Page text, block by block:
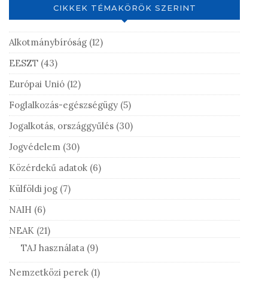
CIKKEK TÉMAKÖRÖK SZERINT
Alkotmánybíróság (12)
EESZT (43)
Európai Unió (12)
Foglalkozás-egészségügy (5)
Jogalkotás, országgyűlés (30)
Jogvédelem (30)
Közérdekű adatok (6)
Külföldi jog (7)
NAIH (6)
NEAK (21)
TAJ használata (9)
Nemzetközi perek (1)